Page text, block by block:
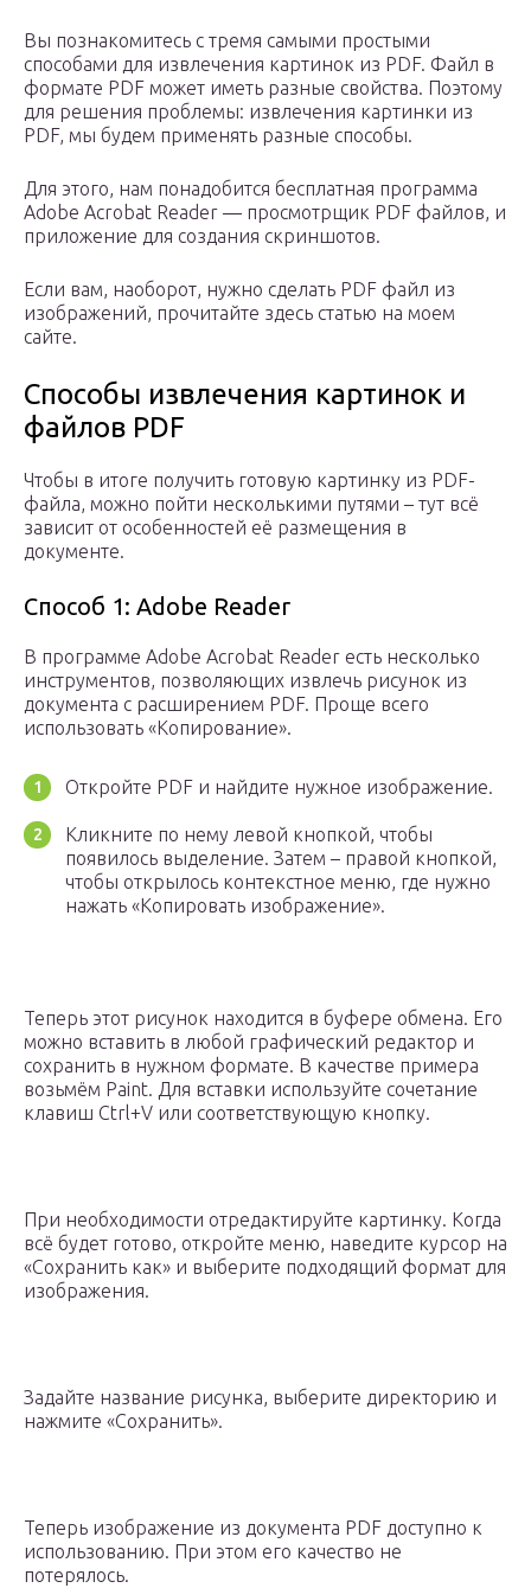
Вы познакомитесь с тремя самыми простыми
способами для извлечения картинок из PDF. Файл в
формате PDF может иметь разные свойства. Поэтому
для решения проблемы: извлечения картинки из
PDF, мы будем применять разные способы.
Для этого, нам понадобится бесплатная программа
Adobe Acrobat Reader — просмотрщик PDF файлов, и
приложение для создания скриншотов.
Если вам, наоборот, нужно сделать PDF файл из
изображений, прочитайте здесь статью на моем
сайте.
Способы извлечения картинок и
файлов PDF
Чтобы в итоге получить готовую картинку из PDF-
файла, можно пойти несколькими путями – тут всё
зависит от особенностей её размещения в
документе.
Способ 1: Adobe Reader
В программе Adobe Acrobat Reader есть несколько
инструментов, позволяющих извлечь рисунок из
документа с расширением PDF. Проще всего
использовать «Копирование».
Откройте PDF и найдите нужное изображение.
Кликните по нему левой кнопкой, чтобы
появилось выделение. Затем – правой кнопкой,
чтобы открылось контекстное меню, где нужно
нажать «Копировать изображение».
Теперь этот рисунок находится в буфере обмена. Его
можно вставить в любой графический редактор и
сохранить в нужном формате. В качестве примера
возьмём Paint. Для вставки используйте сочетание
клавиш Ctrl+V или соответствующую кнопку.
При необходимости отредактируйте картинку. Когда
всё будет готово, откройте меню, наведите курсор на
«Сохранить как» и выберите подходящий формат для
изображения.
Задайте название рисунка, выберите директорию и
нажмите «Сохранить».
Теперь изображение из документа PDF доступно к
использованию. При этом его качество не
потерялось.